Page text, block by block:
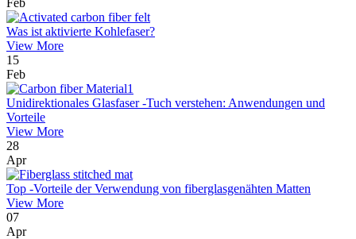
Feb
Was ist aktivierte Kohlefaser?
View More
15
Feb
Unidirektionales Glasfaser -Tuch verstehen: Anwendungen und
Vorteile
View More
28
Apr
Top -Vorteile der Verwendung von fiberglasgenähten Matten
View More
07
Apr